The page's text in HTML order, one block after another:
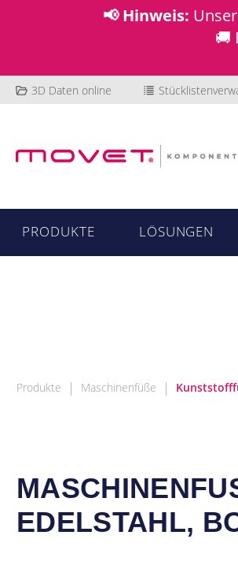
📢 Hinweis:
🚚
3D Daten online
PRODUKTE LÖSUNGEN
Produkte | Maschinenfüße |
ELSTAHL,